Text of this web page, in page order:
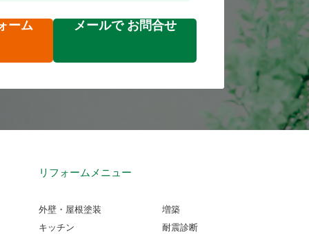
ーム メールで お問合せ
リフォームメニュー
外壁・屋根塗装
キッチン
増築
耐震診断